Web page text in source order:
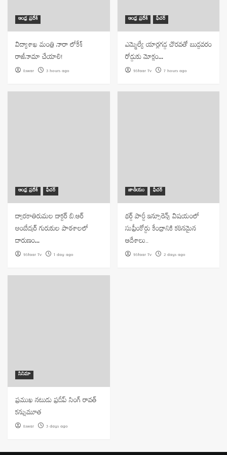
ఆంధ్ర ప్రదేశ్
విద్యాశాఖ మంత్రి నారా లోకేశ్
రాజీనామా చేయాలి!
Eswar 3 hours ago
ఆంధ్ర ప్రదేశ్ ఫీచర్
ఎమ్మెల్యే యార్లగడ్డ చొరవతో బుద్దవరం
రోడ్డుకు మోక్షం…
9Staar Tv 7 hours ago
ఆంధ్ర ప్రదేశ్ ఫీచర్
ద్వారకాతిరుమల డాక్టర్ బి.ఆర్
అంబేద్కర్ గురుకుల పాఠశాలలో
దారుణం…
9Staar Tv 1 day ago
జాతీయం ఫీచర్
థర్డ్ పార్టీ ఇన్సూరెన్స్ విషయంలో
సుప్రీంకోర్టు కేంద్రానికి కఠినమైన
ఆదేశాలు..
9Staar Tv 2 days ago
సినిమా
ప్రముఖ నటుడు ప్రదీప్ సింగ్ రావత్
కన్నుమూత
Eswar 3 days ago